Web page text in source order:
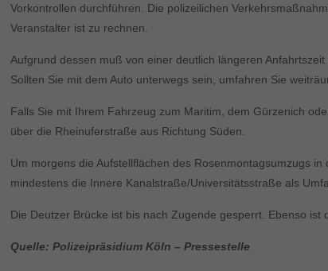
Vorkontrollen durchführen. Die polizeilichen
Veranstalter ist zu rechnen.
Aufgrund dessen muß von einer deutlich längeren
Sollten Sie mit dem Auto unterwegs sein, umfahren Sie
Falls Sie mit Ihrem Fahrzeug zum Maritim, dem Gürzenich
über die Rheinuferstraße aus Richtung Süden.
Um morgens die Aufstellflächen des Rosenmontagsumzugs
mindestens die Innere Kanalstraße/Universitätsstraße als
Die Deutzer Brücke ist bis nach Zugende gesperrt. Ebenso
Quelle: Polizeipräsidium Köln – Pressestelle